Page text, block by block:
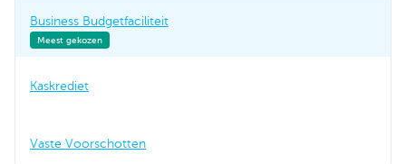
Business Budgetfaciliteit
Meest gekozen
Kaskrediet
Vaste Voorschotten